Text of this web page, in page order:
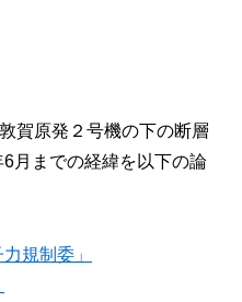
賀原発２号機の下の断層
月までの経緯を以下の論
規制委」